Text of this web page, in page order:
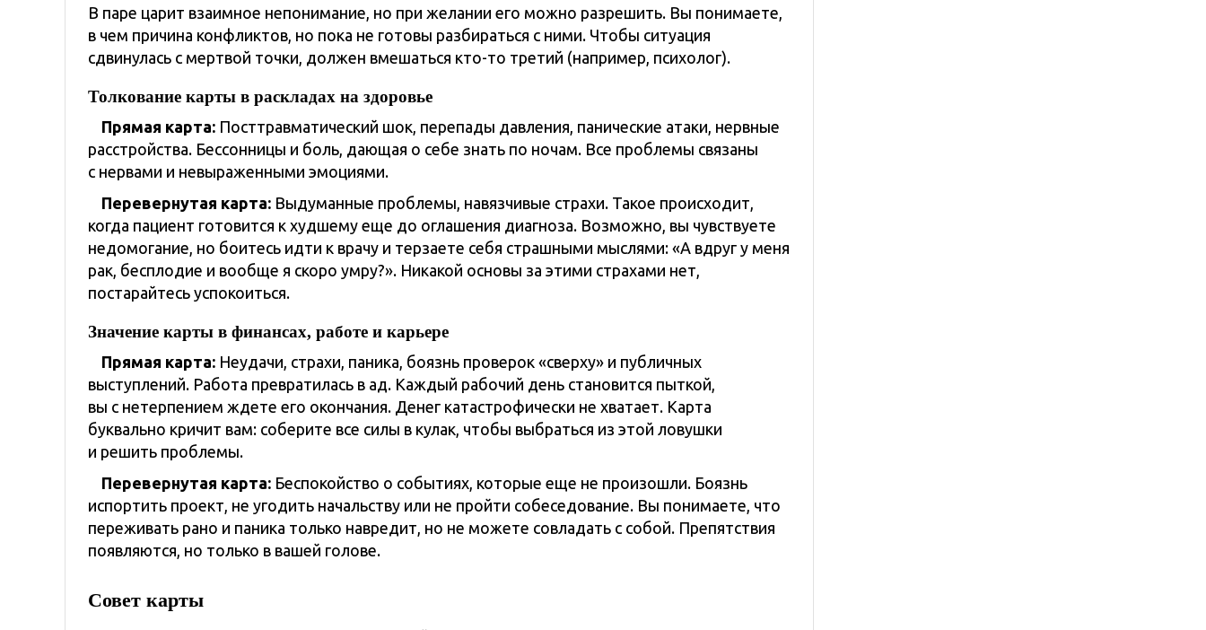
В паре царит взаимное непонимание, но при желании его можно разрешить. Вы понимаете,
в чем причина конфликтов, но пока не готовы разбираться с ними. Чтобы ситуация
сдвинулась с мертвой точки, должен вмешаться кто-то третий (например, психолог).
Толкование карты в раскладах на здоровье
Прямая карта: Посттравматический шок, перепады давления, панические атаки, нервные
расстройства. Бессонницы и боль, дающая о себе знать по ночам. Все проблемы связаны
с нервами и невыраженными эмоциями.
Перевернутая карта: Выдуманные проблемы, навязчивые страхи. Такое происходит,
когда пациент готовится к худшему еще до оглашения диагноза. Возможно, вы чувствуете
недомогание, но боитесь идти к врачу и терзаете себя страшными мыслями: «А вдруг у меня
рак, бесплодие и вообще я скоро умру?». Никакой основы за этими страхами нет,
постарайтесь успокоиться.
Значение карты в финансах, работе и карьере
Прямая карта: Неудачи, страхи, паника, боязнь проверок «сверху» и публичных
выступлений. Работа превратилась в ад. Каждый рабочий день становится пыткой,
вы с нетерпением ждете его окончания. Денег катастрофически не хватает. Карта
буквально кричит вам: соберите все силы в кулак, чтобы выбраться из этой ловушки
и решить проблемы.
Перевернутая карта: Беспокойство о событиях, которые еще не произошли. Боязнь
испортить проект, не угодить начальству или не пройти собеседование. Вы понимаете, что
переживать рано и паника только навредит, но не можете совладать с собой. Препятствия
появляются, но только в вашей голове.
Совет карты